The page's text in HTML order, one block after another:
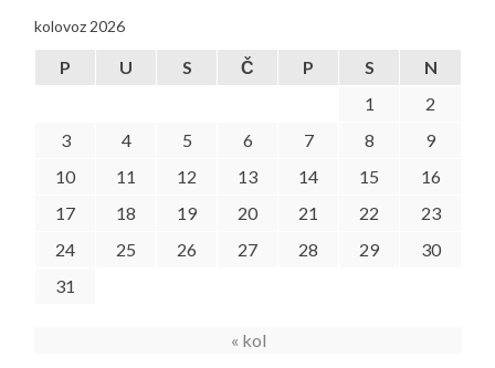
kolovoz 2026
P U S Č P S
N
1
2
3
4 5 6 7 8
9
10
11 12 13 14 15
16
17
18 19 20 21 22
23
24
25 26 27 28 29
30
31
« kol